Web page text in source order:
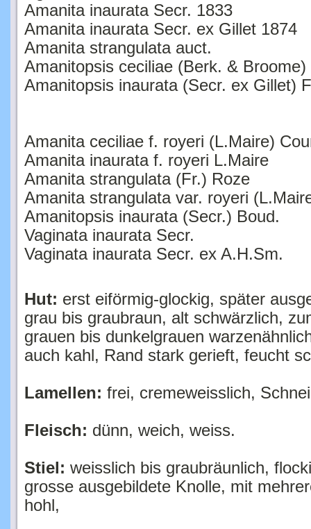
Amanita inaurata Secr. ex Gillet 1874
Amanita strangulata auct.
Amanitopsis ceciliae (Berk. &
Amanitopsis inaurata (Secr. ex Gillet)
Amanita inaurata f. royeri L.Maire
Amanita strangulata (Fr.) Roze
Amanita strangulata var. royeri
Amanitopsis inaurata (Secr.) Boud.
Vaginata inaurata Secr.
Vaginata inaurata Secr. ex A.H.Sm.
grau bis graubraun, alt schwärzlich,
grauen bis dunkelgrauen
auch kahl, Rand stark gerieft, feucht
grosse ausgebildete Knolle, mit
hohl,